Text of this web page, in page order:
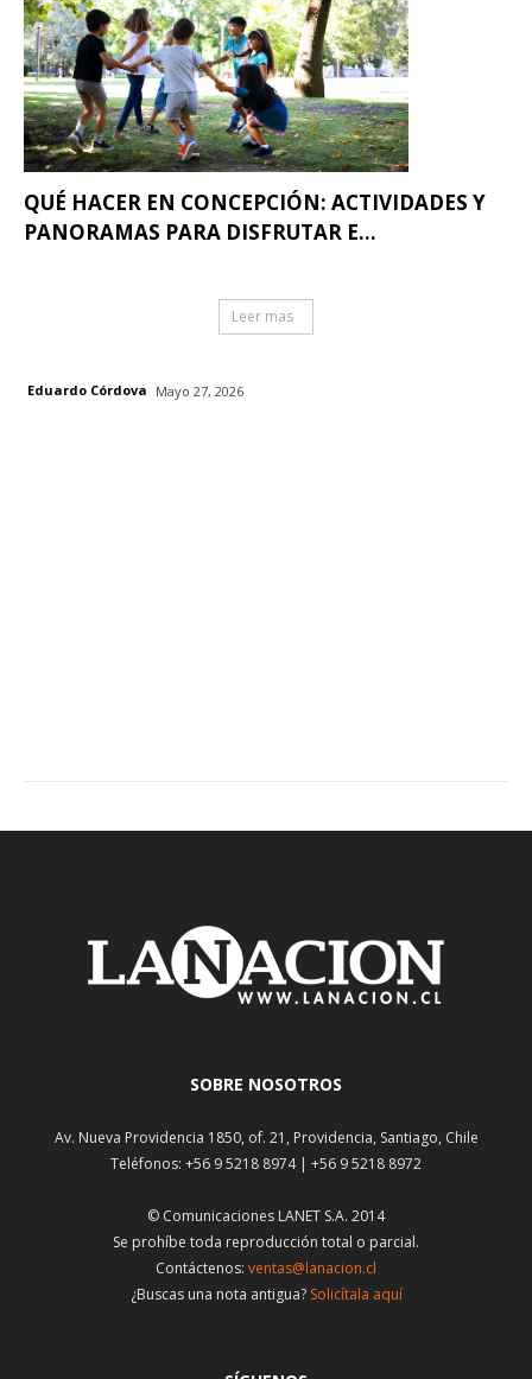
QUÉ HACER EN CONCEPCIÓN: ACTIVIDADES Y
PANORAMAS PARA DISFRUTAR E...
Leer mas
Eduardo Córdova Mayo 27, 2026
SOBRE NOSOTROS
Av. Nueva Providencia 1850, of. 21, Providencia, Santiago, Chile
Teléfonos: +56 9 5218 8974 | +56 9 5218 8972
© Comunicaciones LANET S.A. 2014
Se prohíbe toda reproducción total o parcial.
Contáctenos: ventas@lanacion.cl
¿Buscas una nota antigua? Solicítala aquí